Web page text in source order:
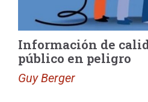
Información de
público en peligro
Guy Berger